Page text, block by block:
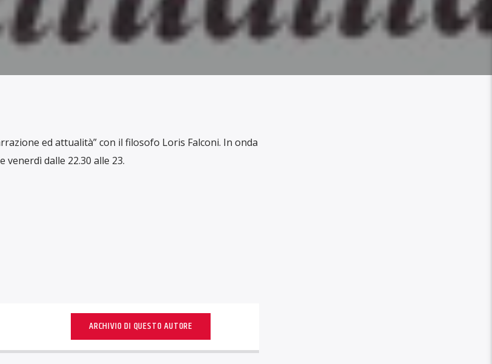
ed attualità” con il filosofo Loris Falconi. In onda
venerdì dalle 22.30 alle 23.
ARCHIVIO DI QUESTO AUTORE